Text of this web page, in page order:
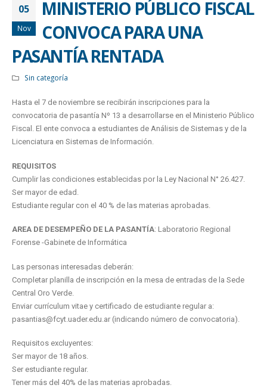
05
Nov
MINISTERIO PÚBLICO FISCAL
CONVOCA PARA UNA
PASANTÍA RENTADA
Sin categoría
Hasta el 7 de noviembre se recibirán inscripciones para la
convocatoria de pasantía Nº 13 a desarrollarse en el Ministerio Público
Fiscal. El ente convoca a estudiantes de Análisis de Sistemas y de la
Licenciatura en Sistemas de Información.
REQUISITOS
Cumplir las condiciones establecidas por la Ley Nacional N° 26.427.
Ser mayor de edad.
Estudiante regular con el 40 % de las materias aprobadas.
AREA DE DESEMPEÑO DE LA PASANTÍA: Laboratorio Regional
Forense -Gabinete de Informática
Las personas interesadas deberán:
Completar planilla de inscripción en la mesa de entradas de la Sede
Central Oro Verde.
Enviar currículum vitae y certificado de estudiante regular a:
pasantias@fcyt.uader.edu.ar (indicando número de convocatoria).
Requisitos excluyentes:
Ser mayor de 18 años.
Ser estudiante regular.
Tener más del 40% de las materias aprobadas.